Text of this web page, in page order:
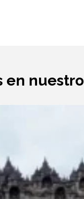
en nuestro